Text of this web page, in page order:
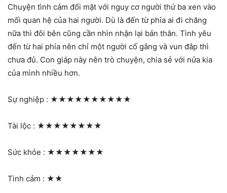
Chuyện tình cảm đối mặt với nguy cơ người thứ ba xen vào
mối quan hệ của hai người. Dù là đến từ phía ai đi chăng
nữa thì đôi bên cũng cần nhìn nhận lại bản thân. Tình yêu
đến từ hai phía nên chỉ một người cố gắng và vun đắp thì
chưa đủ. Con giáp này nên trò chuyện, chia sẻ với nửa kia
của mình nhiều hơn.
Sự nghiệp : ★★★★★★★★★★
Tài lộc : ★★★★★★★★
Sức khỏe : ★★★★★★★
Tình cảm : ★★